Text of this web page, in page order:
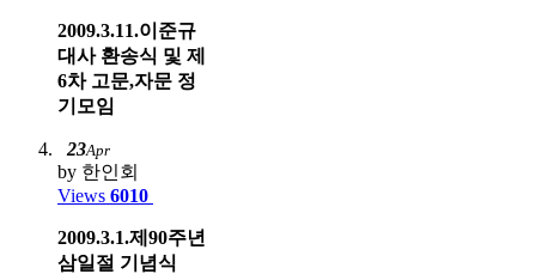
2009.3.11.이준규
대사 환송식 및 제
6차 고문,자문 정
기모임
23Apr
by 한인회
Views 6010
2009.3.1.제90주년
삼일절 기념식